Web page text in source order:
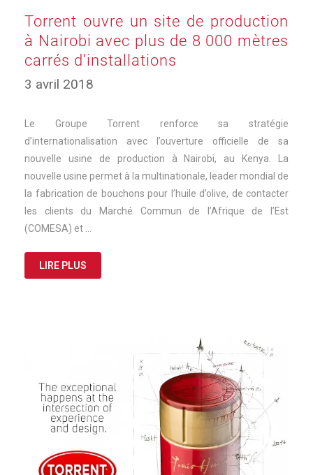
Torrent ouvre un site de production
à Nairobi avec plus de 8 000 mètres
carrés d’installations
3 avril 2018
Le Groupe Torrent renforce sa stratégie
d’internationalisation avec l’ouverture officielle de sa
nouvelle usine de production à Nairobi, au Kenya. La
nouvelle usine permet à la multinationale, leader mondial de
la fabrication de bouchons pour l’huile d’olive, de contacter
les clients du Marché Commun de l’Afrique de l’Est
(COMESA) et …
LIRE PLUS